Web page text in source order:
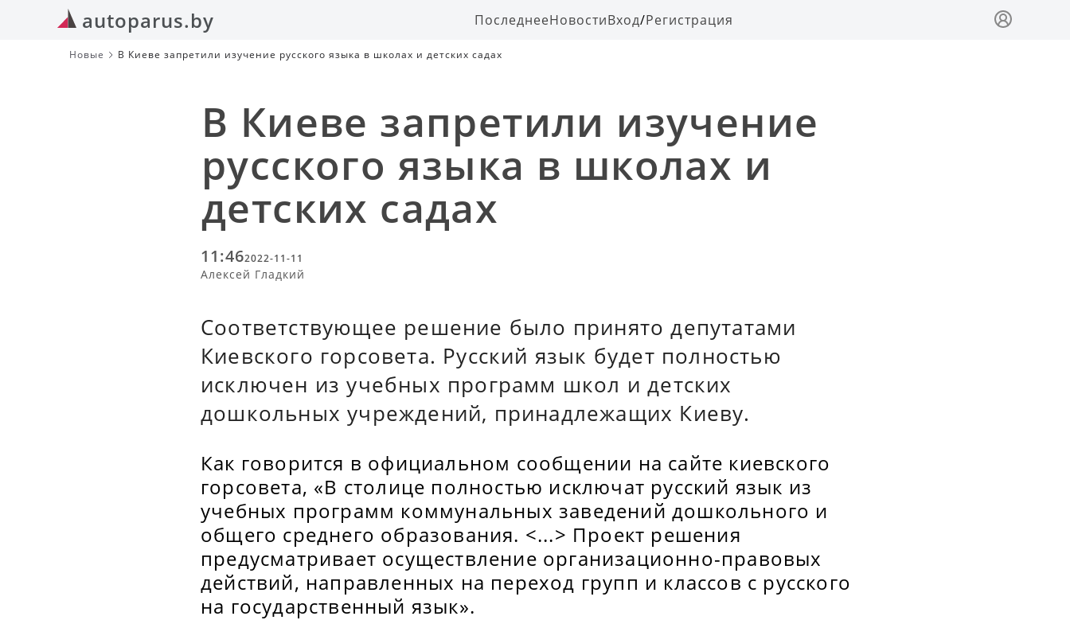
autoparus.by ПоследнееНовостиВход/Регистрация
Новые В Киеве запретили изучение русского языка в школах и детских садах
В Киеве запретили изучение
русского языка в школах и
детских садах
11:462022-11-11
Алексей Гладкий
Соответствующее решение было принято депутатами
Киевского горсовета. Русский язык будет полностью
исключен из учебных программ школ и детских
дошкольных учреждений, принадлежащих Киеву.
Как говорится в официальном сообщении на сайте киевского
горсовета, «В столице полностью исключат русский язык из
учебных программ коммунальных заведений дошкольного и
общего среднего образования. <...> Проект решения
предусматривает осуществление организационно-правовых
действий, направленных на переход групп и классов с русского
на государственный язык».